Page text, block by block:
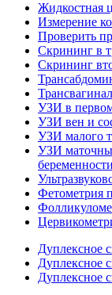
Жидкостная
Измерение
Проверить
Скрининг в
Скрининг
УЗИ в
УЗИ вен и
УЗИ малого
УЗИ
беременности
Фетометрия
Дуплексное
Дуплексное
Дуплексное